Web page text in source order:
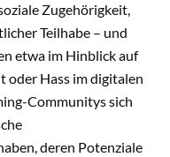
Zugehörigkeit,
Teilhabe – und
etwa im Hinblick auf
oder Hass im digitalen
Communitys sich
deren Potenziale